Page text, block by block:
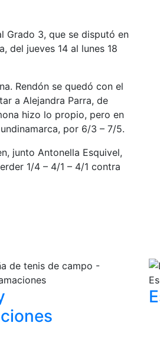
Grado 3, que se disputó en
del jueves 14 al lunes 18
Rendón se quedó con el
a Alejandra Parra, de
hizo lo propio, pero en
por 6/3 – 7/5.
junto Antonella Esquivel,
1/4 – 4/1 – 4/1 contra